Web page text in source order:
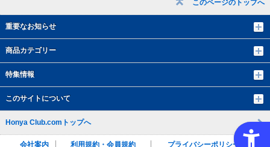
このページのトップへ
重要なお知らせ
商品カテゴリー
特集情報
このサイトについて
Honya Club.comトップへ
会社案内 利用規約・会員規約 プライバシーポリシー